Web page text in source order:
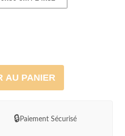
AU PANIER
🔒Paiement Sécurisé